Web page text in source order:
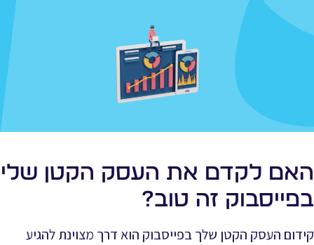
האם לקדם את העסק הקטן שלי
בפייסבוק זה טוב?
קידום העסק הקטן שלך בפייסבוק הוא דרך מצוינת להגיע